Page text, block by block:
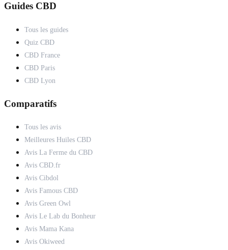
Guides CBD
Tous les guides
Quiz CBD
CBD France
CBD Paris
CBD Lyon
Comparatifs
Tous les avis
Meilleures Huiles CBD
Avis La Ferme du CBD
Avis CBD.fr
Avis Cibdol
Avis Famous CBD
Avis Green Owl
Avis Le Lab du Bonheur
Avis Mama Kana
Avis Okiweed